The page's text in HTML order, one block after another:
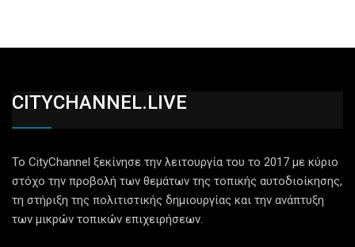
CITYCHANNEL.LIVE
Το CityChannel ξεκίνησε την λειτουργία του το 2017 με κύριο
στόχο την προβολή των θεμάτων της τοπικής αυτοδιοίκησης,
τη στήριξη της πολιτιστικής δημιουργίας και την ανάπτυξη
των μικρών τοπικών επιχειρήσεων.